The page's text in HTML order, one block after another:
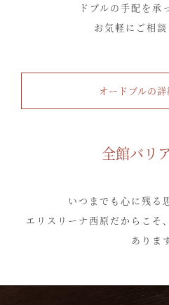
ドブルの手配を承
お気軽にご相談
オードブルの
全館バリ
いつまでも心に残る
エリスリーナ西原だからこそ
ありま